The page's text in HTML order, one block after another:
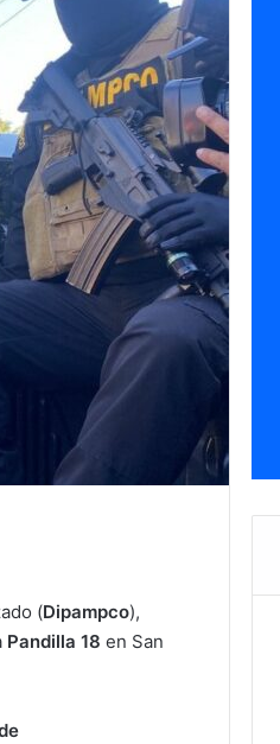
(Dipampco),
Pandilla 18 en San